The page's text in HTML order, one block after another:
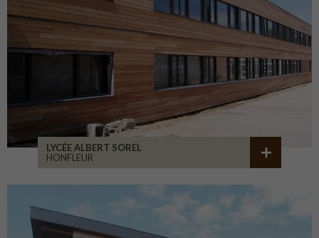
LYCÉE ALBERT SOREL
HONFLEUR